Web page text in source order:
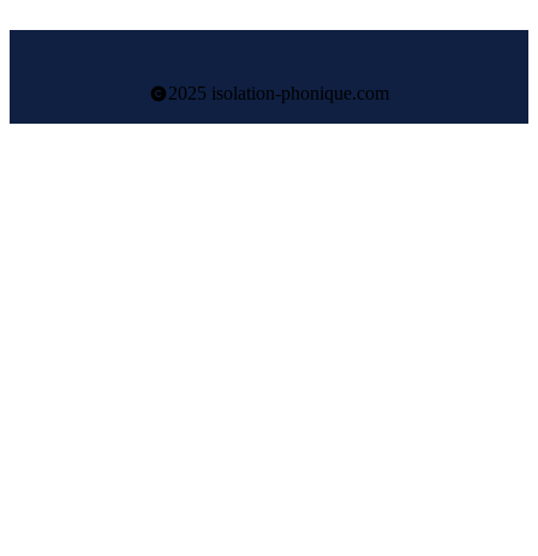
2025 isolation-phonique.com